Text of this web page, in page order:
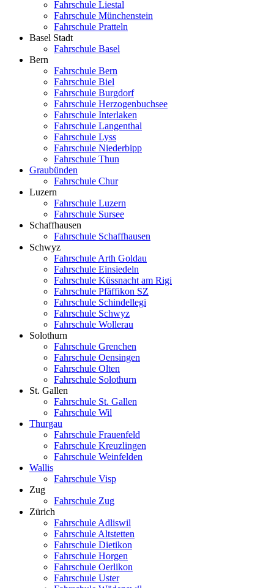
Fahrschule Liestal
Fahrschule Münchenstein
Fahrschule Pratteln
Basel Stadt
Fahrschule Basel
Bern
Fahrschule Bern
Fahrschule Biel
Fahrschule Burgdorf
Fahrschule Herzogenbuchsee
Fahrschule Interlaken
Fahrschule Langenthal
Fahrschule Lyss
Fahrschule Niederbipp
Fahrschule Thun
Graubünden
Fahrschule Chur
Luzern
Fahrschule Luzern
Fahrschule Sursee
Schaffhausen
Fahrschule Schaffhausen
Schwyz
Fahrschule Arth Goldau
Fahrschule Einsiedeln
Fahrschule Küssnacht am Rigi
Fahrschule Pfäffikon SZ
Fahrschule Schindellegi
Fahrschule Schwyz
Fahrschule Wollerau
Solothurn
Fahrschule Grenchen
Fahrschule Oensingen
Fahrschule Olten
Fahrschule Solothurn
St. Gallen
Fahrschule St. Gallen
Fahrschule Wil
Thurgau
Fahrschule Frauenfeld
Fahrschule Kreuzlingen
Fahrschule Weinfelden
Wallis
Fahrschule Visp
Zug
Fahrschule Zug
Zürich
Fahrschule Adliswil
Fahrschule Altstetten
Fahrschule Dietikon
Fahrschule Horgen
Fahrschule Oerlikon
Fahrschule Uster